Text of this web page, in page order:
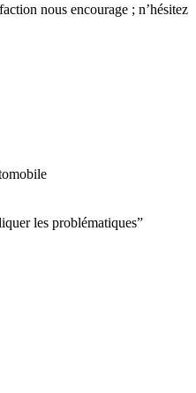
nous encourage ; n’hésitez
les problématiques”